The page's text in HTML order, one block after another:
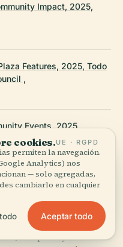
Impact, 2025,
Features, 2025, Todo
,
Events, 2025,
,
Gitano
Wikipedia y fuentes
cookies.UE · RGPD
permiten la navegación.
Analytics) nos
— solo agregadas,
cambiarlo en cualquier
Aceptar todo